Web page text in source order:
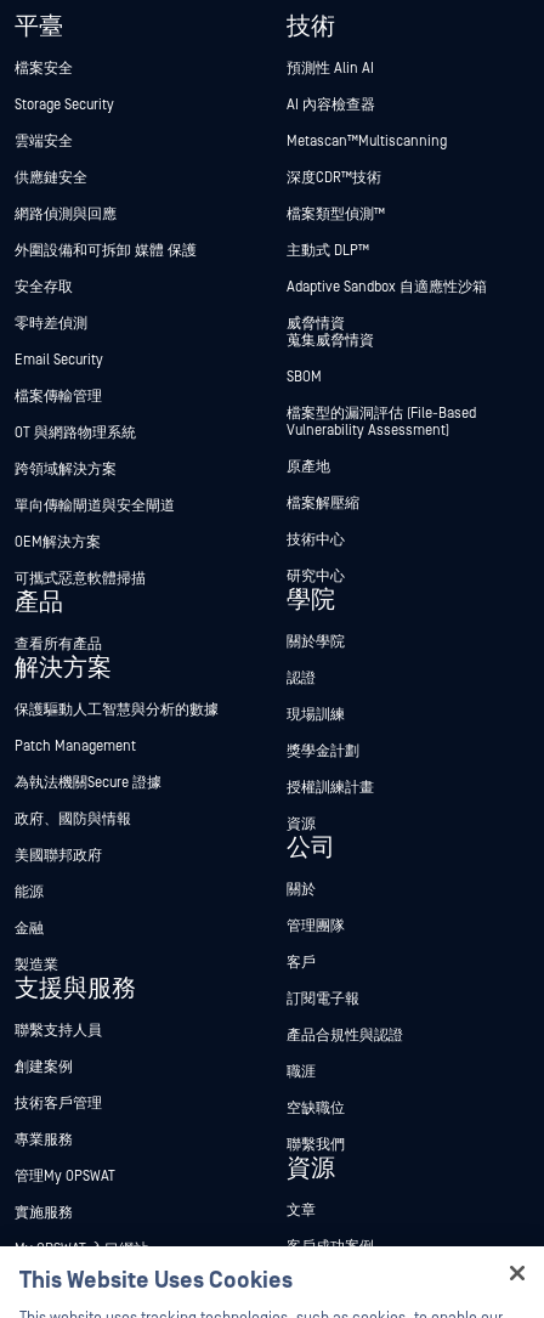
平臺
檔案安全
Storage Security
雲端安全
供應鏈安全
網路偵測與回應
外圍設備和可拆卸 媒體 保護
安全存取
零時差偵測
Email Security
檔案傳輸管理
OT 與網路物理系統
跨領域解決方案
單向傳輸閘道與安全閘道
OEM解決方案
可攜式惡意軟體掃描
產品
查看所有產品
解決方案
保護驅動人工智慧與分析的數據
Patch Management
為執法機關Secure 證據
政府、國防與情報
美國聯邦政府
能源
金融
製造業
支援與服務
聯繫支持人員
創建案例
技術客戶管理
專業服務
管理My OPSWAT
實施服務
My OPSWAT 入口網站
技術檔案
技術
預測性 Alin AI
AI 內容檢查器
Metascan™ Multiscanning
深度CDR™技術
檔案類型偵測™
主動式 DLP™
Adaptive Sandbox 自適應性沙箱
威脅情資
蒐集威脅情資
SBOM
檔案型的漏洞評估 (File-Based
Vulnerability Assessment)
原產地
檔案解壓縮
技術中心
研究中心
學院
關於學院
認證
現場訓練
獎學金計劃
授權訓練計畫
資源
公司
關於
管理團隊
客戶
訂閱電子報
產品合規性與認證
職涯
空缺職位
聯繫我們
資源
文章
客戶成功案例
新聞稿
This Website Uses Cookies
Hey there!